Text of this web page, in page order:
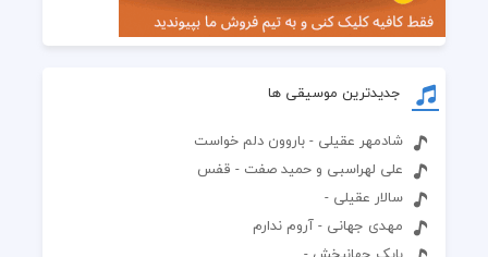
جدیدترین موسیقی ها
شادمهر عقیلی - باروون دلم خواست
علی لهراسبی و حمید صفت - قفس
سالار عقیلی -
مهدی جهانی - آروم ندارم